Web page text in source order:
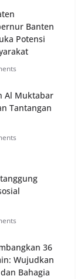
Banten
Potensi
Al Muktabar
Tantangan
36
Wujudkan
Bahagia